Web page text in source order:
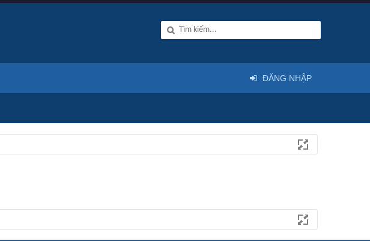
ĐĂNG NHẬP